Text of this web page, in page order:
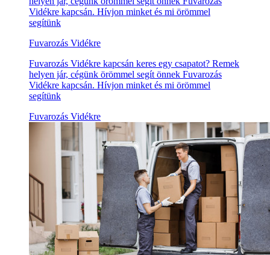
Vidékre kapcsán. Hívjon minket és mi örömmel
segítünk
Fuvarozás Vidékre
Fuvarozás Vidékre kapcsán keres egy csapatot? Remek
helyen jár, cégünk örömmel segít önnek Fuvarozás
Vidékre kapcsán. Hívjon minket és mi örömmel
segítünk
Fuvarozás Vidékre